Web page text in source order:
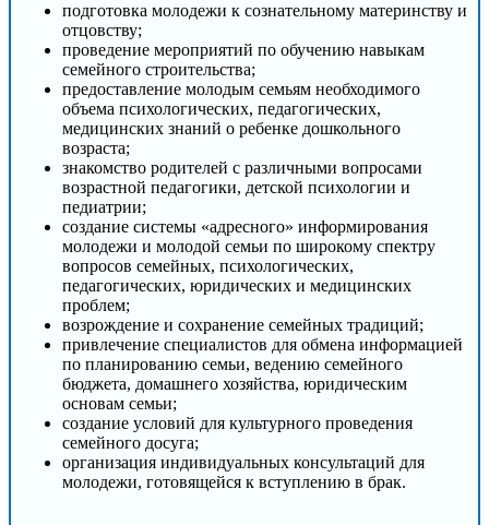
подготовка молодежи к сознательному материнству и
отцовству;
проведение мероприятий по обучению навыкам
семейного строительства;
предоставление молодым семьям необходимого
объема психологических, педагогических,
медицинских знаний о ребенке дошкольного
возраста;
знакомство родителей с различными вопросами
возрастной педагогики, детской психологии и
педиатрии;
создание системы «адресного» информирования
молодежи и молодой семьи по широкому спектру
вопросов семейных, психологических,
педагогических, юридических и медицинских
проблем;
возрождение и сохранение семейных традиций;
привлечение специалистов для обмена информацией
по планированию семьи, ведению семейного
бюджета, домашнего хозяйства, юридическим
основам семьи;
создание условий для культурного проведения
семейного досуга;
организация индивидуальных консультаций для
молодежи, готовящейся к вступлению в брак.